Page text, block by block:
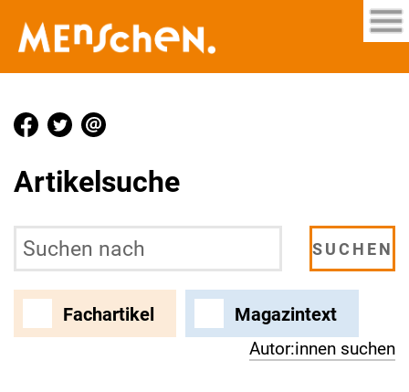
Artikelsuche
Fachartikel Magazintext
Autor:innen suchen